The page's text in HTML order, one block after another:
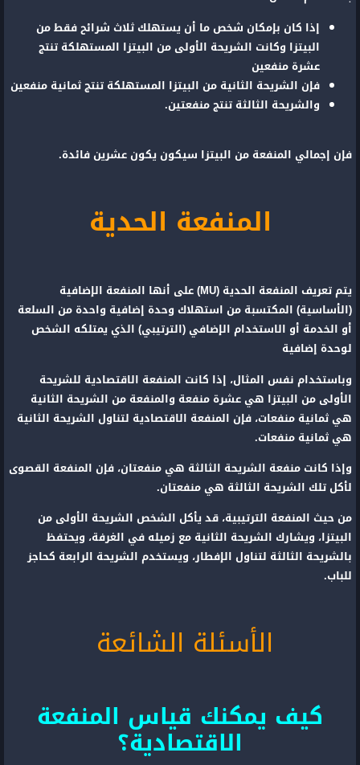
إذا كان بإمكان شخص ما أن يستهلك ثلاث شرائح فقط من
البيتزا وكانت الشريحة الأولى من البيتزا المستهلكة تنتج
عشرة منفعين
فإن الشريحة الثانية من البيتزا المستهلكة تنتج ثمانية منفعين
والشريحة الثالثة تنتج منفعتين.
فإن إجمالي المنفعة من البيتزا سيكون يكون عشرين فائدة.
المنفعة الحدية
يتم تعريف المنفعة الحدية (MU) على أنها المنفعة الإضافية
(الأساسية) المكتسبة من استهلاك وحدة إضافية واحدة من السلعة
أو الخدمة أو الاستخدام الإضافي (الترتيبي) الذي يمتلكه الشخص
لوحدة إضافية
وباستخدام نفس المثال، إذا كانت المنفعة الاقتصادية للشريحة
الأولى من البيتزا هي عشرة منفعة والمنفعة من الشريحة الثانية
هي ثمانية منفعات، فإن المنفعة الاقتصادية لتناول الشريحة الثانية
هي ثمانية منفعات.
وإذا كانت منفعة الشريحة الثالثة هي منفعتان، فإن المنفعة القصوى
لأكل تلك الشريحة الثالثة هي منفعتان.
من حيث المنفعة الترتيبية، قد يأكل الشخص الشريحة الأولى من
البيتزا، ويشارك الشريحة الثانية مع زميله في الغرفة، ويحتفظ
بالشريحة الثالثة لتناول الإفطار، ويستخدم الشريحة الرابعة كحاجز
للباب.
الأسئلة الشائعة
كيف يمكنك قياس المنفعة
الاقتصادية؟